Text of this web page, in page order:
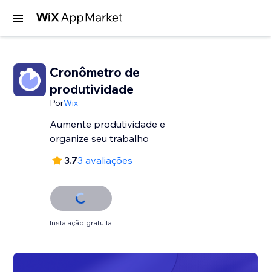
Cronômetro de
produtividade
PorWix
Aumente produtividade e
organize seu trabalho
3.73 avaliações
Instalação gratuita